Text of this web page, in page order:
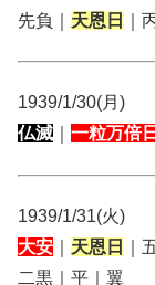
先負｜ 天恩日 ｜
1939/1/30(月)
仏滅
一粒万倍日
1939/1/31(火)
大安
天恩日 ｜
二黒｜平｜翼